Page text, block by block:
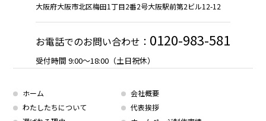
大阪府大阪市北区梅田1丁目2番2号大阪駅前第2ビル12-12
お電話でのお問い合わせ： 0120-983-581
受付時間 9:00～18:00（土日祝休）
ホーム
会社概要
わたしたちについて
代表挨拶